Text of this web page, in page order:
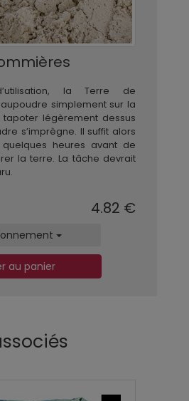
la Terre de
simplement sur la
légèrement dessus
s’imprègne. Il suffit alors
heures avant de
la terre. La tâche devrait
4.82 €
au panier